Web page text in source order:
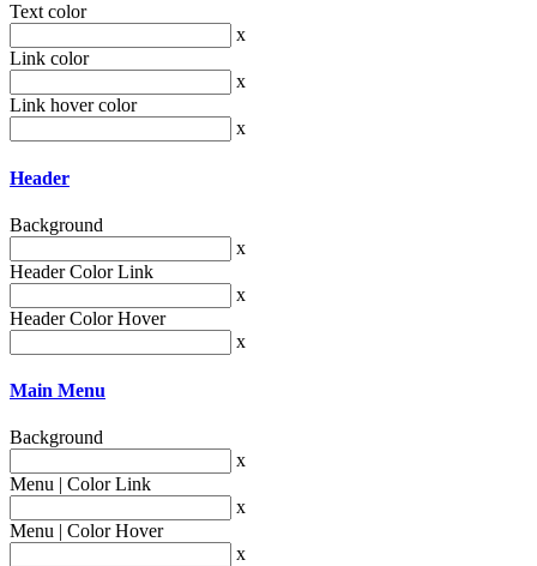
Text color
x
Link color
x
Link hover color
x
Header
Background
x
Header Color Link
x
Header Color Hover
x
Main Menu
Background
x
Menu | Color Link
x
Menu | Color Hover
x